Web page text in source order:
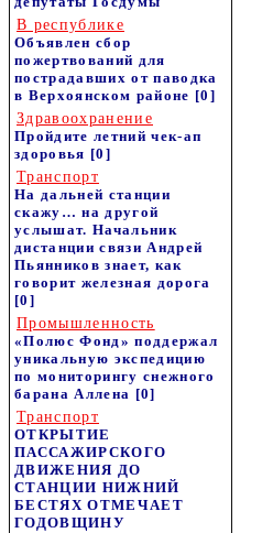
В республике
Объявлен сбор
пожертвований для
пострадавших от паводка
в Верхоянском районе [0]
Здравоохранение
Пройдите летний чек-ап
здоровья [0]
Транспорт
На дальней станции
скажу… на другой
услышат. Начальник
дистанции связи Андрей
Пьянников знает, как
говорит железная дорога
[0]
Промышленность
«Полюс Фонд» поддержал
уникальную экспедицию
по мониторингу снежного
барана Аллена [0]
Транспорт
ОТКРЫТИЕ
ПАССАЖИРСКОГО
ДВИЖЕНИЯ ДО
СТАНЦИИ НИЖНИЙ
БЕСТЯХ ОТМЕЧАЕТ
ГОДОВЩИНУ